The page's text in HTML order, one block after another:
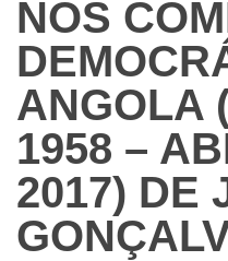
NOS
ANGOLA
1958 –
2017) DE